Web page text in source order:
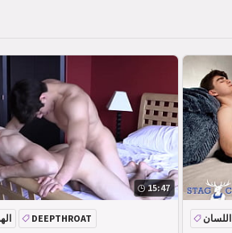
15:47
DEEPTHROAT اللسان